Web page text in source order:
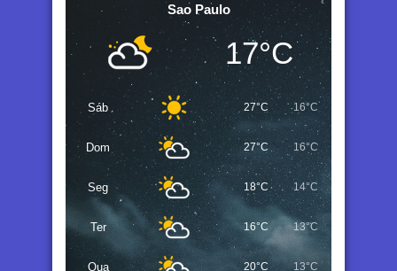
Sao Paulo
17°C
Sáb 27°C 16°C
Dom 27°C 16°C
Seg 18°C 14°C
Ter 16°C 13°C
Qua 20°C 13°C